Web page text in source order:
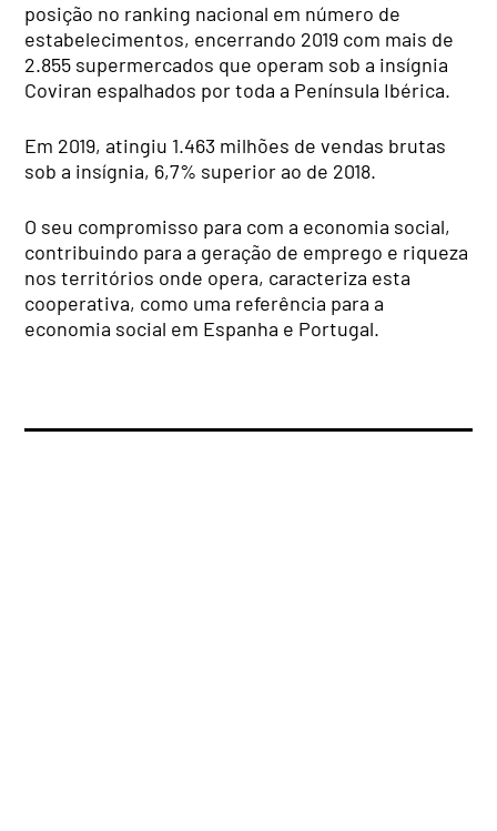
posição no ranking nacional em número de
estabelecimentos, encerrando 2019 com mais de
2.855 supermercados que operam sob a insígnia
Coviran espalhados por toda a Península Ibérica.
Em 2019, atingiu 1.463 milhões de vendas brutas
sob a insígnia, 6,7% superior ao de 2018.
O seu compromisso para com a economia social,
contribuindo para a geração de emprego e riqueza
nos territórios onde opera, caracteriza esta
cooperativa, como uma referência para a
economia social em Espanha e Portugal.